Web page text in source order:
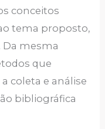
conceitos
tema proposto,
Da mesma
que
coleta e análise
bibliográfica